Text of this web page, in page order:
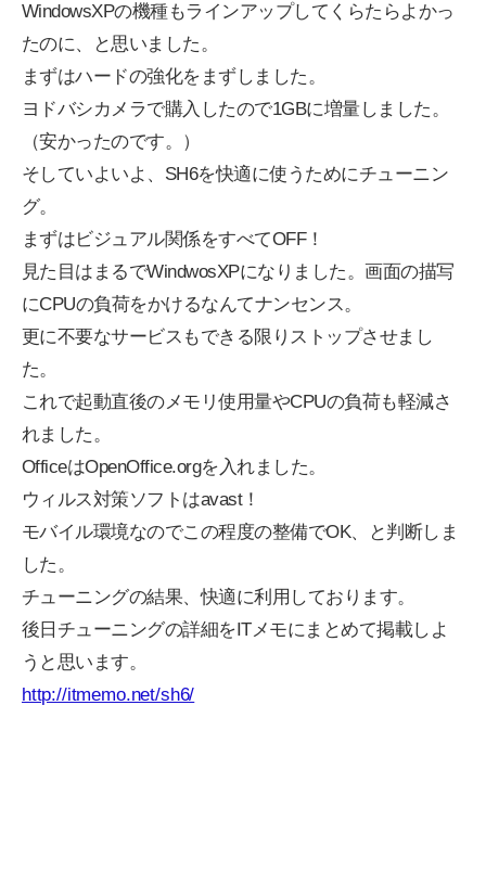
WindowsXPの機種もラインアップしてくらたらよかっ
たのに、と思いました。
まずはハードの強化をまずしました。
ヨドバシカメラで購入したので1GBに増量しました。
（安かったのです。）
そしていよいよ、SH6を快適に使うためにチューニン
グ。
まずはビジュアル関係をすべてOFF！
見た目はまるでWindwosXPになりました。画面の描写
にCPUの負荷をかけるなんてナンセンス。
更に不要なサービスもできる限りストップさせまし
た。
これで起動直後のメモリ使用量やCPUの負荷も軽減さ
れました。
OfficeはOpenOffice.orgを入れました。
ウィルス対策ソフトはavast！
モバイル環境なのでこの程度の整備でOK、と判断しま
した。
チューニングの結果、快適に利用しております。
後日チューニングの詳細をITメモにまとめて掲載しよ
うと思います。
http://itmemo.net/sh6/